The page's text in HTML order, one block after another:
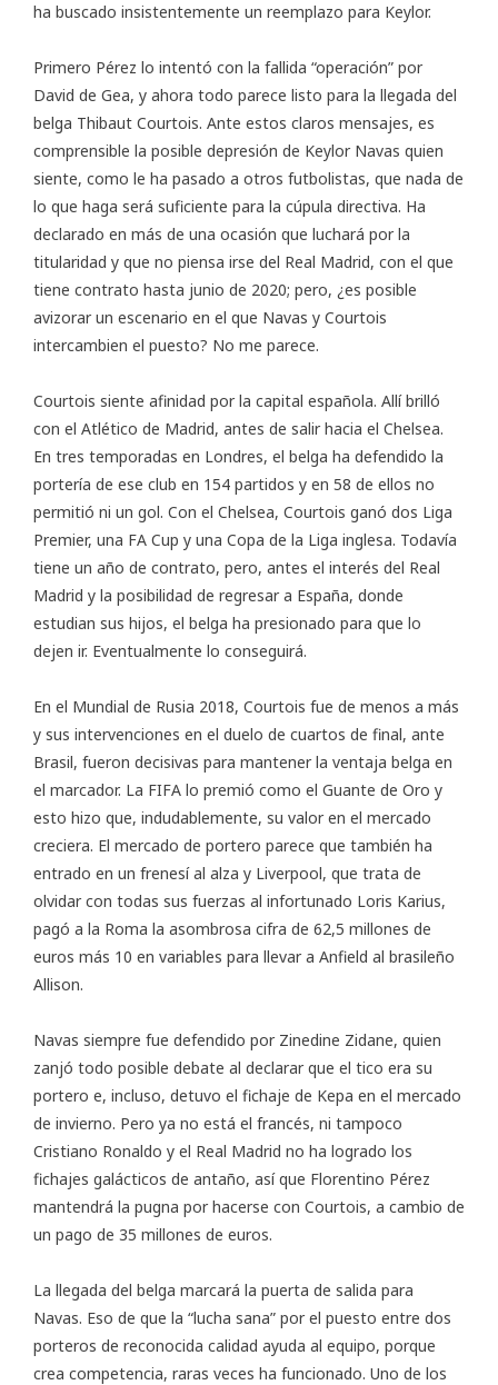
ha buscado insistentemente un reemplazo para Keylor.
Primero Pérez lo intentó con la fallida “operación” por
David de Gea, y ahora todo parece listo para la llegada del
belga Thibaut Courtois. Ante estos claros mensajes, es
comprensible la posible depresión de Keylor Navas quien
siente, como le ha pasado a otros futbolistas, que nada de
lo que haga será suficiente para la cúpula directiva. Ha
declarado en más de una ocasión que luchará por la
titularidad y que no piensa irse del Real Madrid, con el que
tiene contrato hasta junio de 2020; pero, ¿es posible
avizorar un escenario en el que Navas y Courtois
intercambien el puesto? No me parece.
Courtois siente afinidad por la capital española. Allí brilló
con el Atlético de Madrid, antes de salir hacia el Chelsea.
En tres temporadas en Londres, el belga ha defendido la
portería de ese club en 154 partidos y en 58 de ellos no
permitió ni un gol. Con el Chelsea, Courtois ganó dos Liga
Premier, una FA Cup y una Copa de la Liga inglesa. Todavía
tiene un año de contrato, pero, antes el interés del Real
Madrid y la posibilidad de regresar a España, donde
estudian sus hijos, el belga ha presionado para que lo
dejen ir. Eventualmente lo conseguirá.
En el Mundial de Rusia 2018, Courtois fue de menos a más
y sus intervenciones en el duelo de cuartos de final, ante
Brasil, fueron decisivas para mantener la ventaja belga en
el marcador. La FIFA lo premió como el Guante de Oro y
esto hizo que, indudablemente, su valor en el mercado
creciera. El mercado de portero parece que también ha
entrado en un frenesí al alza y Liverpool, que trata de
olvidar con todas sus fuerzas al infortunado Loris Karius,
pagó a la Roma la asombrosa cifra de 62,5 millones de
euros más 10 en variables para llevar a Anfield al brasileño
Allison.
Navas siempre fue defendido por Zinedine Zidane, quien
zanjó todo posible debate al declarar que el tico era su
portero e, incluso, detuvo el fichaje de Kepa en el mercado
de invierno. Pero ya no está el francés, ni tampoco
Cristiano Ronaldo y el Real Madrid no ha logrado los
fichajes galácticos de antaño, así que Florentino Pérez
mantendrá la pugna por hacerse con Courtois, a cambio de
un pago de 35 millones de euros.
La llegada del belga marcará la puerta de salida para
Navas. Eso de que la “lucha sana” por el puesto entre dos
porteros de reconocida calidad ayuda al equipo, porque
crea competencia, raras veces ha funcionado. Uno de los